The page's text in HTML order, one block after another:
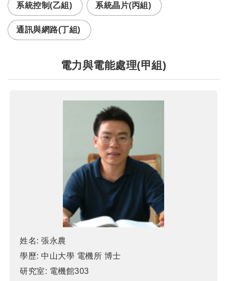
系統控制(乙組) 系統晶片(丙組)
通訊與網路(丁組)
電力與電能處理(甲組)
姓名: 張永農
學歷: 中山大學 電機所 博士
研究室: 電機館303